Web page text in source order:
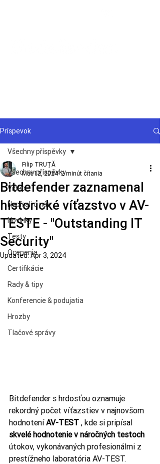
Príspevok
Všechny příspěvky
Video
Napísali o nás
Novinky
Testy
Ocenenia
Certifikácie
Rady & tipy
Konferencie & podujatia
Hrozby
Tlačové správy
Všechny příspěvky
Bitdefender zaznamenal
historické víťazstvo v AV-
TESTE - "Outstanding IT
Security"
Filip TRUȚĂ
Mar 12, 2024 2 minút čítania
Updated:Apr 3, 2024
Bitdefender s hrdosťou oznamuje
rekordný počet víťazstiev v najnovšom
hodnotení AV-TEST , kde si pripísal
skvelé hodnotenie v náročných testoch
útokov, vykonávaných profesionálmi z
prestížneho laboratória AV-TEST.